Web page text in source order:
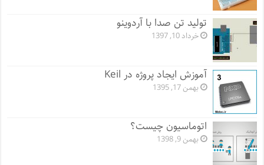
تولید تن صدا با آردوینو
خرداد 10, 1397
آموزش ایجاد پروژه در Keil
بهمن 17, 1395
اتوماسیون چیست؟
بهمن 9, 1398